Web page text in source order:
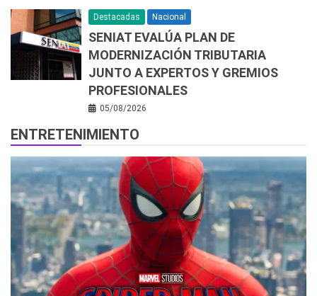
Destacadas Nacional
SENIAT EVALÚA PLAN DE
MODERNIZACIÓN TRIBUTARIA
JUNTO A EXPERTOS Y GREMIOS
PROFESIONALES
05/08/2026
ENTRETENIMIENTO